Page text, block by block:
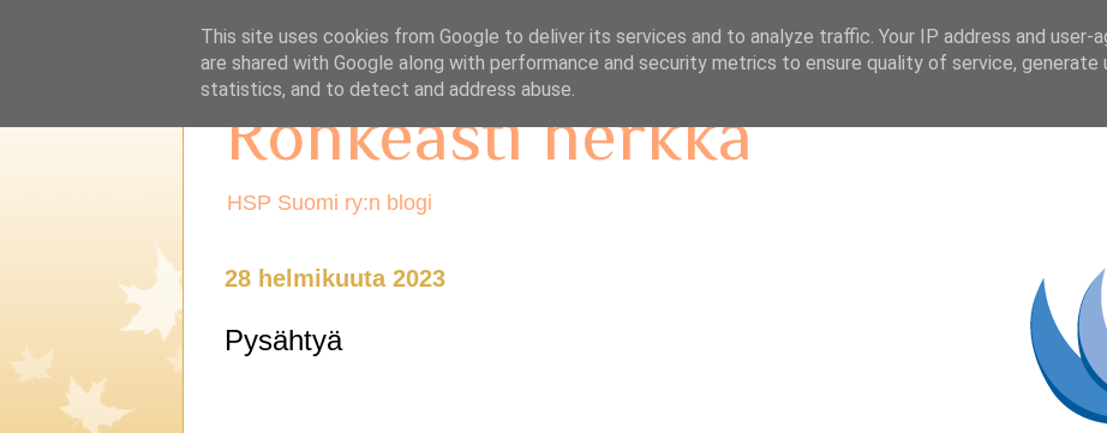
Rohkeasti herkkä
HSP Suomi ry:n blogi
28 helmikuuta 2023
Pysähtyä
This site uses cookies from Google to deliver its services and to analyze traffic. Your IP address and user-
are shared with Google along with performance and security metrics to ensure quality of service, generate
statistics, and to detect and address abuse.